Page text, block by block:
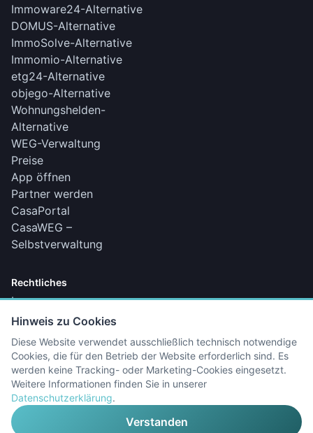
Immoware24-Alternative
DOMUS-Alternative
ImmoSolve-Alternative
Immomio-Alternative
etg24-Alternative
objego-Alternative
Wohnungshelden-
Alternative
WEG-Verwaltung
Preise
App öffnen
Partner werden
CasaPortal
CasaWEG –
Selbstverwaltung
Rechtliches
Impressum
Datenschutz
Barrierefreiheit
Sicherheit & Compliance
© 2025–2026 CasaManager. Alle Rechte vorbehalten.
Ein Produkt von
WP Workers GmbH
Hinweis zu Cookies
Diese Website verwendet ausschließlich technisch notwendige
Cookies, die für den Betrieb der Website erforderlich sind. Es
werden keine Tracking- oder Marketing-Cookies eingesetzt.
Weitere Informationen finden Sie in unserer
Datenschutzerklärung.
Verstanden